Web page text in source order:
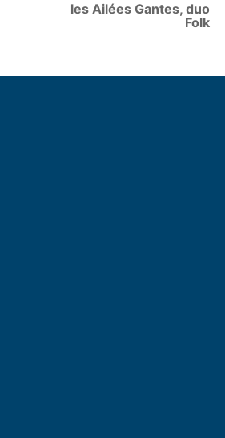
les Ailées Gantes, duo
Folk